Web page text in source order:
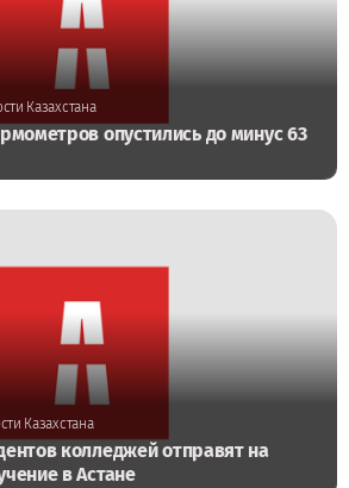
Казахстана
опустились до минус 63
Казахстана
колледжей отправят на
в Астане